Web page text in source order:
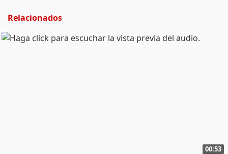
Relacionados
00:53